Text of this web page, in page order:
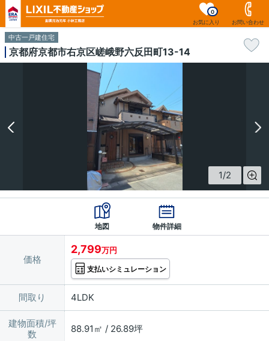
お気に入り
0
お問い合わせ
中古一戸建住宅
京都府京都市右京区嵯峨野六反田町13-14
1/2
地図 物件詳細
価格
2,799万円
支払いシミュレーション
間取り 4LDK
建物面積/坪
数
88.91㎡ / 26.89坪